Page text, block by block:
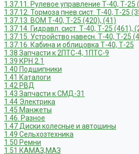
1.37.11. Рулевое управление Т-40, Т-25
1.37.12. Тормоза пнев.сист. Т-40, Т-25
1.37.13. ВОМ Т-40, Т-25 (420), (41)
1.37.14. Гидравл. сист. Т-40, Т-25 (461),
1.37.15. Устройство навесн. Т-40, Т-25
1.37.16. Кабина и облицовка Т-40, Т-25
1.38 Запчасти к 2ПТС-4, 1ПТС-9
1.39 КРН 2.1
1.40 Подшипники
1.41 Каталоги
1.42 РВД
1.43 Запчасти к СМД-31
1.44 Электрика
1.45 Манжеты
1.46. Разное
1.47 Диски колесные и автошины
1.49 Сельхозтехника
1.50 Ремни
1.51 КАМАЗ,МАЗ